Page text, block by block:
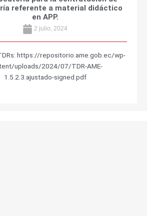
referente a material didáctico
en APP.
2 julio, 2024
https://repositorio.ame.gob.ec/wp-
uploads/2024/07/TDR-AME-
1.5.2.3.ajustado-signed.pdf